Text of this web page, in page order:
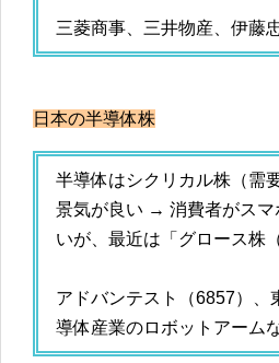
三菱商事、三井物産、伊藤
日本の半導体株
半導体はシクリカル株（需
景気が良い → 消費者がス
いが、最近は「グロース株
アドバンテスト（6857）、
導体産業のロボットアーム